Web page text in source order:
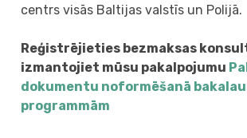
centrs visās Baltijas valstīs un Polijā.
Reģistrējieties bezmaksas
izmantojiet mūsu pakalpojumu
dokumentu noformēšanā
programmām